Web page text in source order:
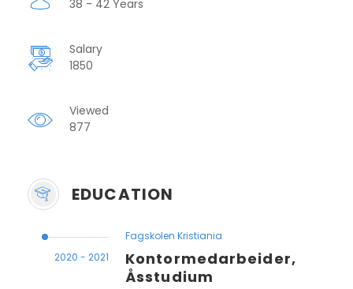
38 - 42 Years
Salary
1850
Viewed
877
EDUCATION
2020 - 2021
Fagskolen Kristiania
Kontormedarbeider,
Åsstudium